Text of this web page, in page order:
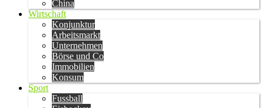
China
Wirtschaft
Konjunktur
Arbeitsmarkt
Unternehmen
Börse und Co
Immobilien
Konsum
Sport
Fussball